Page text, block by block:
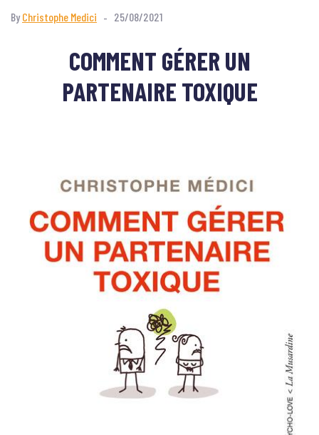
ByChristophe Medici 25/08/2021
COMMENT GÉRER UN
PARTENAIRE TOXIQUE